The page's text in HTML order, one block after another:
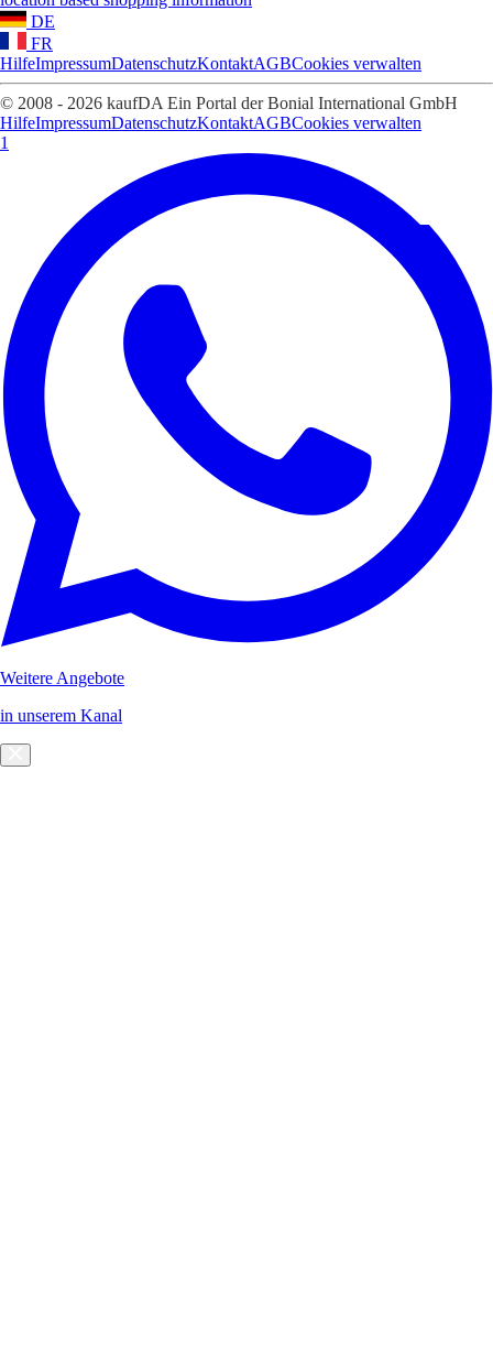
DE
FR
HilfeImpressumDatenschutzKontaktAGBCookies verwalten
© 2008 - 2026 kaufDA Ein Portal der Bonial International GmbH
HilfeImpressumDatenschutzKontaktAGBCookies verwalten
1
Weitere Angebote
in unserem Kanal